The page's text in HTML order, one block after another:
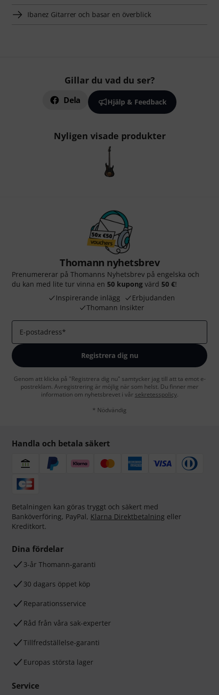
Ibanez Gitarrer och basar en överblick
Gillar du vad du ser?
Dela Hjälp & Feedback
Nyligen visade produkter
Thomann nyhetsbrev
Prenumererar på Thomanns Nyhetsbrev på engelska och
du kan med lite tur vinna en 50 kupong värd 50 €!
Inspirerande inlägg
Erbjudanden
Thomann Insikter
E-postadress*
Registrera dig nu
Genom att klicka på "Registrera dig nu" samtycker jag till att ta emot e-
postreklam. Avregistrering är möjlig när som helst. Du finner mer
information om nyhetsbrevet i vår sekretesspolicy.
* Nödvändig
Handla och betala säkert
Betalningen kan göras tryggt och säkert med
Banköverföring, PayPal, Klarna Direktbetalning eller
Kreditkort.
Dina fördelar
3-år Thomann-garanti
30 dagars öppet köp
Reparationsservice
Råd från våra sak-experter
Tillfredställelse-garanti
Europas största lager
Service